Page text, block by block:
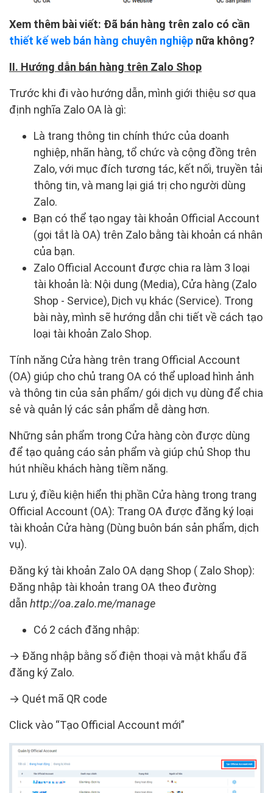
Xem thêm bài viết: Đã bán hàng trên zalo có cần
thiết kế web bán hàng chuyên nghiệp nữa không?
II. Hướng dẫn bán hàng trên Zalo Shop
Trước khi đi vào hướng dẫn, mình giới thiệu sơ qua
định nghĩa Zalo OA là gì:
Là trang thông tin chính thức của doanh
nghiệp, nhãn hàng, tổ chức và cộng đồng trên
Zalo, với mục đích tương tác, kết nối, truyền tải
thông tin, và mang lại giá trị cho người dùng
Zalo.
Bạn có thể tạo ngay tài khoản Official Account
(gọi tắt là OA) trên Zalo bằng tài khoản cá nhân
của bạn.
Zalo Official Account được chia ra làm 3 loại
tài khoản là: Nội dung (Media), Cửa hàng (Zalo
Shop - Service), Dịch vụ khác (Service). Trong
bài này, mình sẽ hướng dẫn chi tiết về cách tạo
loại tài khoản Zalo Shop.
Tính năng Cửa hàng trên trang Official Account
(OA) giúp cho chủ trang OA có thể upload hình ảnh
và thông tin của sản phẩm/ gói dịch vụ dùng để chia
sẻ và quản lý các sản phẩm dễ dàng hơn.
Những sản phẩm trong Cửa hàng còn được dùng
để tạo quảng cáo sản phẩm và giúp chủ Shop thu
hút nhiều khách hàng tiềm năng.
Lưu ý, điều kiện hiển thị phần Cửa hàng trong trang
Official Account (OA): Trang OA được đăng ký loại
tài khoản Cửa hàng (Dùng buôn bán sản phẩm, dịch
vụ).
Đăng ký tài khoản Zalo OA dạng Shop ( Zalo Shop):
Đăng nhập tài khoản trang OA theo đường
dẫn http://oa.zalo.me/manage
Có 2 cách đăng nhập:
→ Đăng nhập bằng số điện thoại và mật khẩu đã
đăng ký Zalo.
→ Quét mã QR code
Click vào “Tạo Official Account mới”